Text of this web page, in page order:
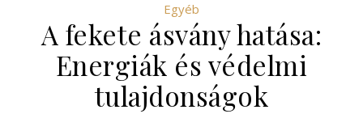
Egyéb
A fekete ásvány hatása:
Energiák és védelmi
tulajdonságok